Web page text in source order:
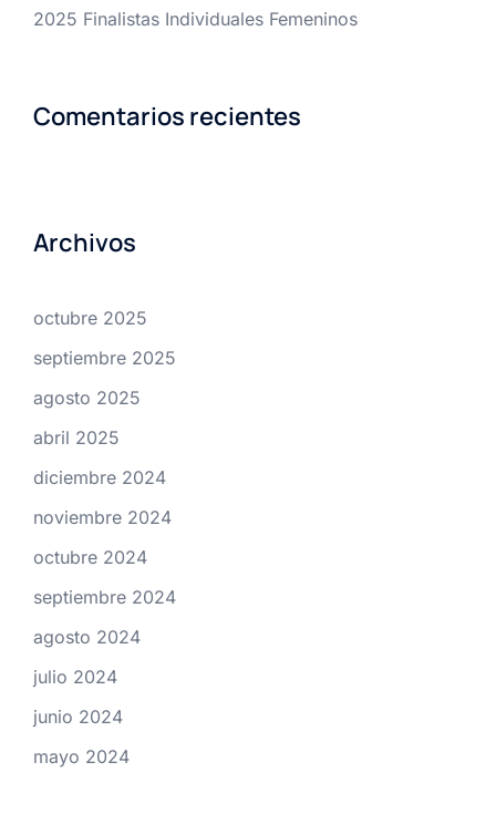
2025 Finalistas Individuales Femeninos
Comentarios recientes
Archivos
octubre 2025
septiembre 2025
agosto 2025
abril 2025
diciembre 2024
noviembre 2024
octubre 2024
septiembre 2024
agosto 2024
julio 2024
junio 2024
mayo 2024